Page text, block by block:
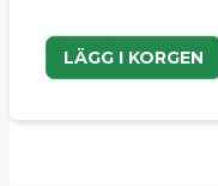
LÄGG I KORGEN